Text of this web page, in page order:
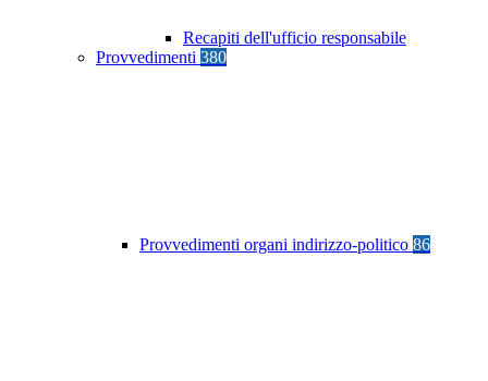
Recapiti dell'ufficio responsabile
Provvedimenti 380
Provvedimenti organi indirizzo-politico 86